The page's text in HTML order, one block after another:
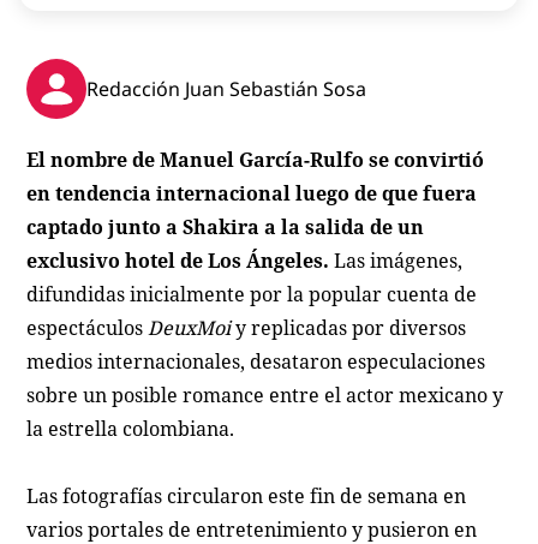
Redacción Juan Sebastián Sosa
El nombre de Manuel García-Rulfo se convirtió
en tendencia internacional luego de que fuera
captado junto a Shakira a la salida de un
exclusivo hotel de Los Ángeles. Las imágenes,
difundidas inicialmente por la popular cuenta de
espectáculosDeuxMoiy replicadas por diversos
medios internacionales, desataron especulaciones
sobre un posible romance entre el actor mexicano y
la estrella colombiana.
Las fotografías circularon este fin de semana en
varios portales de entretenimiento y pusieron en